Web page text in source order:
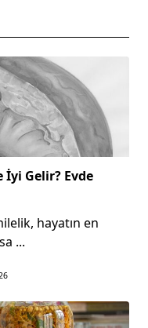
İyi Gelir? Evde
hayatın en
...